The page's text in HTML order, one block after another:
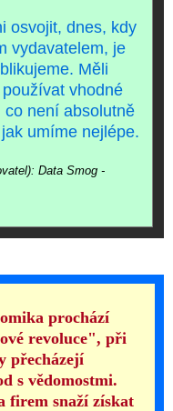
osvojit, dnes, kdy
vydavatelem, je
Měli
vhodné
co není absolutně
umíme nejlépe.
Data Smog -
prochází
revoluce", při
přecházejí
s vědomostmi.
firem snaží získat